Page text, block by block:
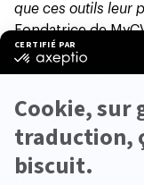
que ces outils leur
Fondatrice de
dans la réalisation
premières loges
n’est pas mort,
subsister, il doit
a 8 ans, on